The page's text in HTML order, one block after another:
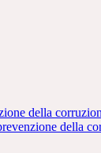
della
della